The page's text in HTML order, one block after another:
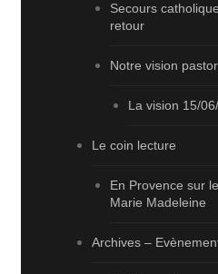
Secours
retour
Notre vision
La vision 15/
Le coin lecture
En Provence sur
Marie Madeleine
Archives –